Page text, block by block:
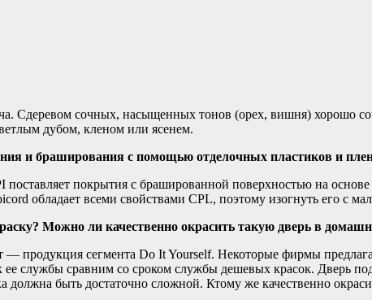
Сдеревом сочных, насыщенных тонов (орех, вишня) хорошо
дубом, кленом или ясенем.
и браширования с помощью отделочных пластиков и
покрытия с брашированной поверхностью на
обладает всеми свойствами CPL, поэтому изогнуть его с
Можно ли качественно окрасить такую дверь в
продукция сегмента Do It Yourself. Некоторые фирмы
ее службы сравним со сроком службы дешевых красок.
должна быть достаточно сложной. Ктому же качественно